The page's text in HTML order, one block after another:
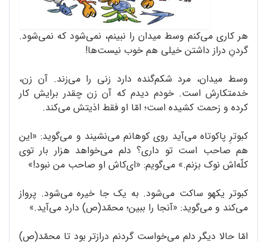
هر کاری می‌کنم وسط میدان را نبینم، نمی‌شود که نمی‌شود.
گردنِ دراز داشتن خیلی هم خوب نیست‌ها!
وسط میدان، مرد شکم‌گنده دارد زنی را می‌زند. آن زن،
خدمتکارش است. خودم دیدم که آن زن چقدر برایش کار
کرده و زحمت کشیده است؛ امّا او فقط اذیتش می‌کند.
کبوترِ پاکوتاه می‌آید روی کوهانم می‌نشیند و می‌گوید: «این
هم صاحب است تو داری؟ دلم می‌خواهد هزار بار توی
کلّه‌اش نوک بزنم.» می‌گویم: «ای‌کاش او صاحب من نبود!»
کبوتر یکهو ساکت می‌شود. به یک جا خیره می‌شود. پرواز
می‌کند و می‌گوید: «آنجا را ببین؛ محمّد(ص) دارد می‌آید.»
امّا حالا دیگر دلم می‌خواست گردنم درازتر بود تا محمّد(ص)